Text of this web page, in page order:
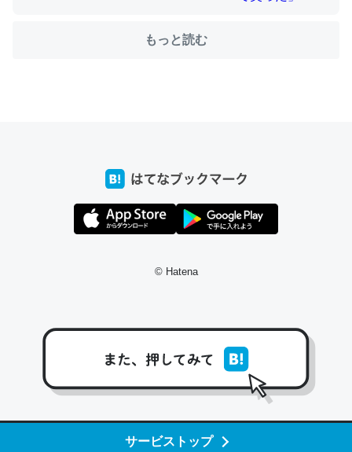
サービストップ
これ見て生きてるなって分かる。
ちょうど同じ理由でEcho Show 8を設定中でした。Prime
とかSpotifyを支払う孝行もできる。一生で親と会える残
り時間を日数にすると1週間とかの人が多いそうだけど、
それを実質100倍以上に伸ばす効果があるはず……
私も3年前ぐらいに祖母の家に設置した。ポケットWifiみ
たいなのでネット環境作ったけどAlexaしか使わないので
回線代ほとんどかからないですよ。参考：
https://toyoshi.hatenablog.com/entry/2019/05/15/1805
もっと読む
© Hatena